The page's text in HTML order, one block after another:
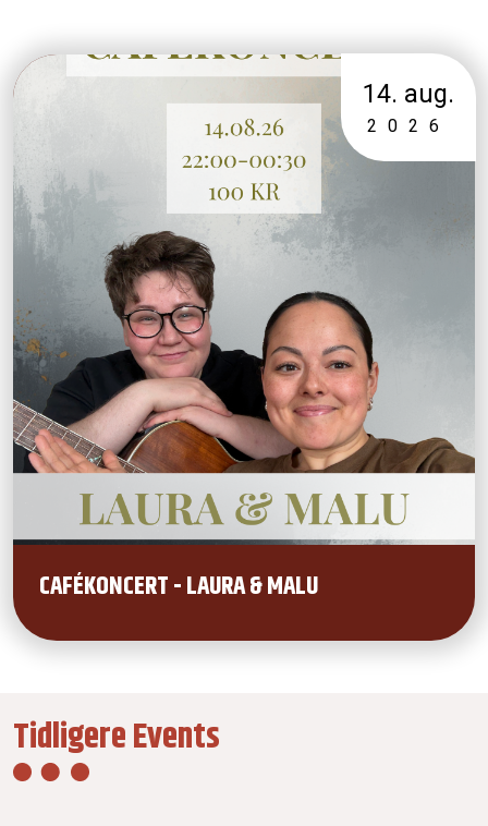
14. aug.
2026
CAFÉKONCERT - LAURA & MALU
Tidligere Events